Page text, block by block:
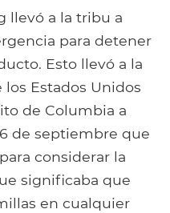
llevó a la tribu a
para detener
Esto llevó a la
Estados Unidos
de Columbia a
de septiembre que
considerar la
significaba que
en cualquier